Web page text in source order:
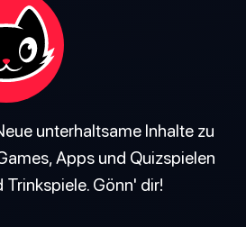
unterhaltsame Inhalte zu
Apps und Quizspielen
Trinkspiele. Gönn' dir!